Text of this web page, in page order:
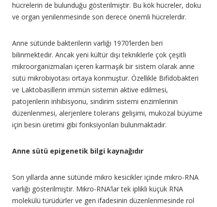
hücrelerin de bulunduğu gösterilmiştir. Bu kök hücreler, doku
ve organ yenilenmesinde son derece önemli hücrelerdir.
Anne sütünde bakterilerin varlığı 1970’lerden beri
bilinmektedir. Ancak yeni kültür dışı tekniklerle çok çeşitli
mikroorganizmaları içeren karmaşık bir sistem olarak anne
sütü mikrobiyotası ortaya konmuştur. Özellikle Bifidobakteri
ve Laktobasillerin immün sistemin aktive edilmesi,
patojenlerin inhibisyonu, sindirim sistemi enzimlerinin
düzenlenmesi, alerjenlere tolerans gelişimi, mukozal büyüme
için besin üretimi gibi fonksiyonları bulunmaktadır.
Anne sütü epigenetik bilgi kaynağıdır
Son yıllarda anne sütünde mikro kesicikler içinde mikro-RNA
varlığı gösterilmiştir. Mikro-RNA’lar tek iplikli küçük RNA
molekülü türüdürler ve gen ifadesinin düzenlenmesinde rol